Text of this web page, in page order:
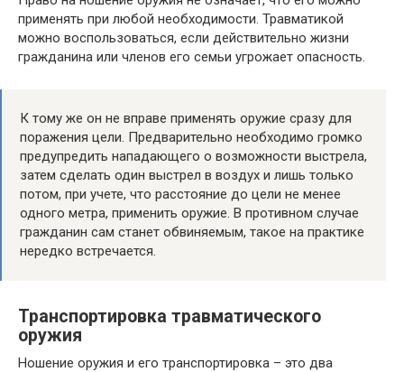
применять при любой необходимости. Травматикой
можно воспользоваться, если действительно жизни
гражданина или членов его семьи угрожает опасность.
К тому же он не вправе применять оружие сразу для
поражения цели. Предварительно необходимо громко
предупредить нападающего о возможности выстрела,
затем сделать один выстрел в воздух и лишь только
потом, при учете, что расстояние до цели не менее
одного метра, применить оружие. В противном случае
гражданин сам станет обвиняемым, такое на практике
нередко встречается.
Транспортировка травматического
оружия
Ношение оружия и его транспортировка – это два